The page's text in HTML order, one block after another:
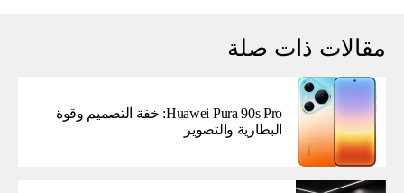
مقالات ذات صلة
Huawei Pura 90s Pro: خفة التصميم وقوة
البطارية والتصوير